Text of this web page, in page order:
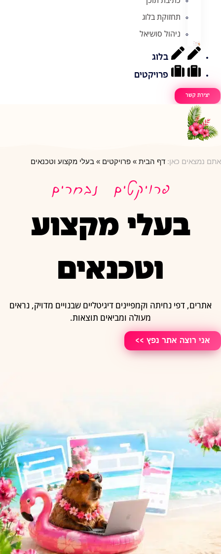
תחזוקת בלוג
ניהול סושיאל
בלוג
פרויקטים
יצירת קשר
אתם נמצאים כאן: דף הבית » פרויקטים » בעלי מקצוע וטכנאים
פרויקטים נבחרים
בעלי מקצוע
וטכנאים
אתרים, דפי נחיתה וקמפיינים דיגיטליים שבנויים מדויק, נראים
מעולה ומביאים תוצאות.
אני רוצה אתר נפץ >>